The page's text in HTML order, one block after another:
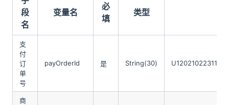
段
名
变量名
必
填
类型
支
付
订
单
号
payOrderId 是 String(30)
商